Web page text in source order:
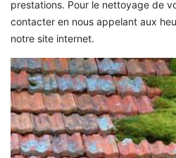
prestations. Pour le nettoyage de
contacter en nous appelant aux
notre site internet.